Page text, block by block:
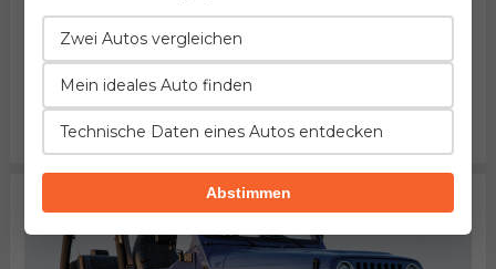
Länge
Leergewicht
165%
kleiner
255%
kleiner
49%
höher
Zwei Autos vergleichen
Mein ideales Auto finden
Technische Daten eines Autos entdecken
Abstimmen